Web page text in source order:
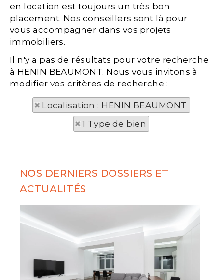
en location est toujours un très bon
placement. Nos conseillers sont là pour
vous accompagner dans vos projets
immobiliers.
Il n'y a pas de résultats pour votre recherche
à HENIN BEAUMONT. Nous vous invitons à
modifier vos critères de recherche :
Localisation : HENIN BEAUMONT
1 Type de bien
NOS DERNIERS DOSSIERS ET
ACTUALITÉS